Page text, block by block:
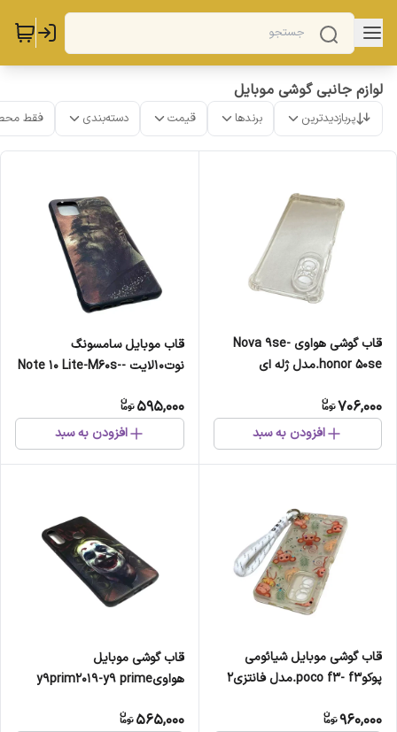
لوازم جانبی گوشی موبایل
پربازدیدترین برندها قیمت دسته‌بندی فقط
قاب گوشی هواوی Nova 9se-
honor 50se.مدل ژله ای
706,000
افزودن به سبد
قاب موبایل سامسونگ
نوت10لایت -Note 10 Lite-M60s-
595,000
افزودن به سبد
قاب گوشی موبایل شیائومی
پوکوpoco f3- f3.مدل فانتزی2
960,000
قاب گوشی موبایل
هواویy9prim2019-y9 prime
565,000